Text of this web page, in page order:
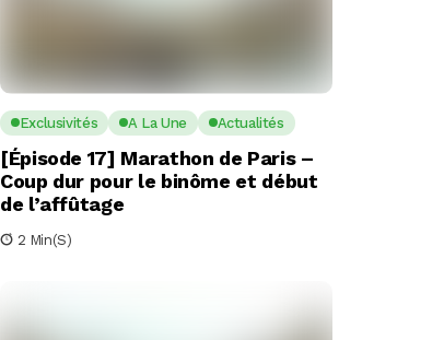
Exclusivités A La Une Actualités
[Épisode 17] Marathon de Paris –
Coup dur pour le binôme et début
de l’affûtage
2 Min(s)